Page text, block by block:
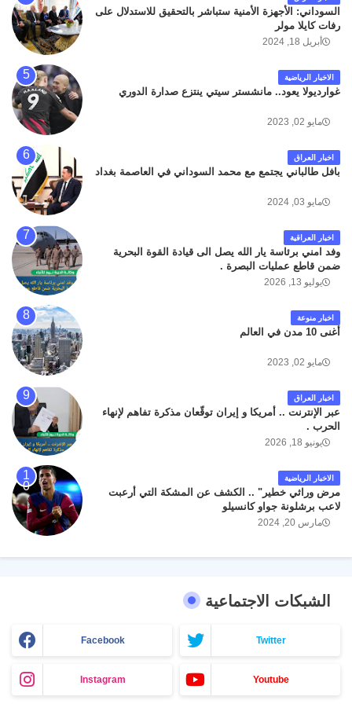
السوداني: الأجهزة الأمنية ستباشر بالتحقيق للاستدلال على
رفات كايلا مولر
أبريل 18, 2024
الاخبار الرياضية
غوارديولا يعود.. مانشستر سيتي ينتزع صدارة الدوري
مايو 02, 2023
اخبار العراق
بافل طالباني يجتمع مع محمد السوداني في العاصمة بغداد
مايو 03, 2024
اخبار العراقية
وفد امني برئاسة يار الله يصل الى قيادة القوة البحرية
ضمن قاطع عمليات البصرة .
يوليو 13, 2026
اخبار منوعة
أغنى 10 مدن في العالم
مايو 02, 2023
اخبار العراق
عبر الإنترنت .. أمريكا و إيران توقّعان مذكرة تفاهم لإنهاء
الحرب .
يونيو 18, 2026
الاخبار الرياضية
مرض وراثي خطير" .. الكشف عن المشكة التي أرعبت
لاعب برشلونة جواو كانسيلو
مارس 20, 2024
الشبكات الاجتماعية
Facebook Twitter
Instagram Youtube